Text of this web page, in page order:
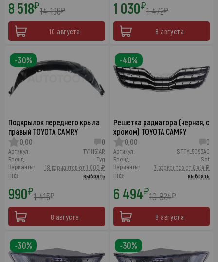
8 518₽14 196₽
10 августа
1 030₽1 472₽
8 августа
Подкрылок переднего крыла
правый TOYOTA CAMRY
0,00
0
Артикул:
TY11151AR
Бренд:
Tyg
Варианты:
18 вариантов от 1 000 ₽
ПВЗ:
выбрать
990₽1 415₽
8 августа
-30%
Решетка радиатора (черная, с
хромом) TOYOTA CAMRY
0,00
0
Артикул:
STTYL5093A0
Бренд:
Sat
Варианты:
7 вариантов от 6 494 ₽
ПВЗ:
выбрать
6 494₽10 824₽
8 августа
-40%
-30% -30%